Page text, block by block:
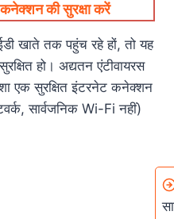
की सुरक्षा करें
खाते तक पहुंच रहे हों, तो यह
हो। अद्यतन एंटीवायरस
एक सुरक्षित इंटरनेट कनेक्शन
सार्वजनिक Wi-Fi नहीं)